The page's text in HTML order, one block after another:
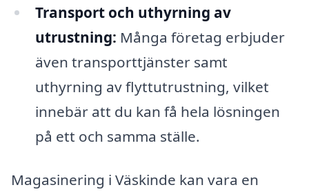
Transport och uthyrning av
utrustning: Många företag erbjuder
även transporttjänster samt
uthyrning av flyttutrustning, vilket
innebär att du kan få hela lösningen
på ett och samma ställe.
Magasinering i Väskinde kan vara en